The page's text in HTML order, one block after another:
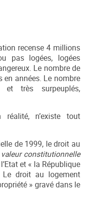
recense 4 millions
pas logées, logées
Le nombre de
en années. Le nombre
et très surpeuplés,
n’existe tout
de 1999, le droit au
constitutionnelle
et « la République
droit au logement
» gravé dans le